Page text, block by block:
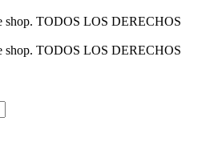
shop. TODOS LOS DERECHOS
shop. TODOS LOS DERECHOS